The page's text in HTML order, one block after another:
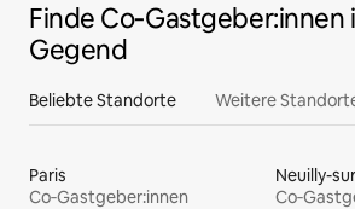
Finde Co‑Gastgeber:innen
Gegend
Beliebte Standorte Weitere
Paris
Co‑Gastgeber:innen
Neuilly-